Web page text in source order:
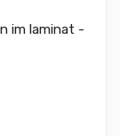
im laminat -